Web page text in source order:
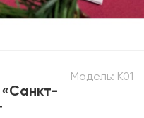
Модель: К01